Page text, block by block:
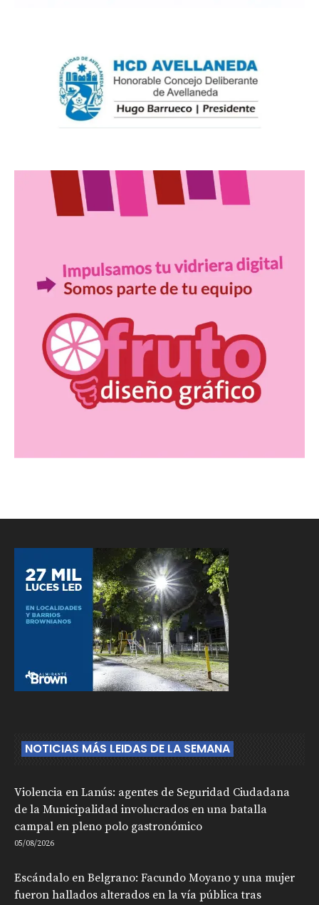
NOTICIAS MÁS LEIDAS DE LA SEMANA
Violencia en Lanús: agentes de Seguridad Ciudadana
de la Municipalidad involucrados en una batalla
campal en pleno polo gastronómico
05/08/2026
Escándalo en Belgrano: Facundo Moyano y una mujer
fueron hallados alterados en la vía pública tras